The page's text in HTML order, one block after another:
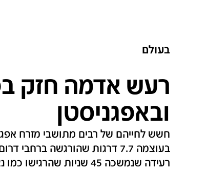
בעולם
רעש אדמה חזק
ובאפגניסטן‎
חשש לחייהם של רבים מתושבי מזרח
בעוצמה 7.7 דרגות שהורגשה
רעידה שנמשכה 45 שניות שהרגישו כמו נצח